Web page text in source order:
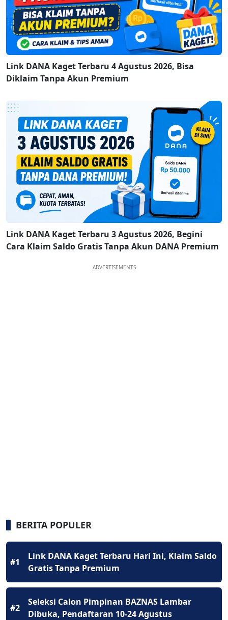
Link DANA Kaget Terbaru 4 Agustus 2026, Bisa
Diklaim Tanpa Akun Premium
Link DANA Kaget Terbaru 3 Agustus 2026, Begini
Cara Klaim Saldo Gratis Tanpa Akun DANA Premium
ADVERTISEMENTS
BERITA POPULER
#1
Link DANA Kaget Terbaru Hari Ini, Klaim Saldo
Gratis Tanpa Premium
#2
Seleksi Calon Pimpinan BAZNAS Lambar
Dibuka, Pendaftaran 10-24 Agustus